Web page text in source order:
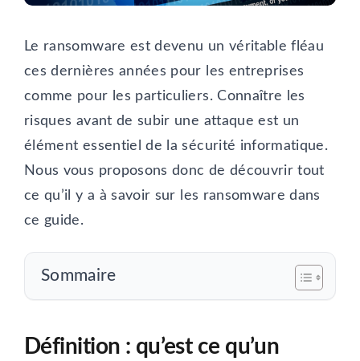
Le ransomware est devenu un véritable fléau
ces dernières années pour les entreprises
comme pour les particuliers. Connaître les
risques avant de subir une attaque est un
élément essentiel de la sécurité informatique.
Nous vous proposons donc de découvrir tout
ce qu’il y a à savoir sur les ransomware dans
ce guide.
Sommaire
Définition : qu’est ce qu’un